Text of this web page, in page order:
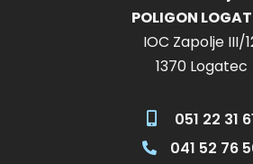
POLIGON
IOC Zapolje III/
1370 Logatec
051 22 31
041 52 76